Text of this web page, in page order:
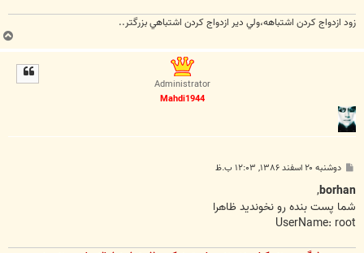
زود ازدواج کردن اشتباهه،ولي دير ازدواج کردن اشتباهي بزرگتر..
ب
ا
Administrator
Mahdi1944
پ
ت
دوشنبه ۲۰ اسفند ۱۳۸۶, ۱۲:۰۳ ب.ظ
borhan
,
شما پست بنده رو نخونديد ظاهرا
UserName: root